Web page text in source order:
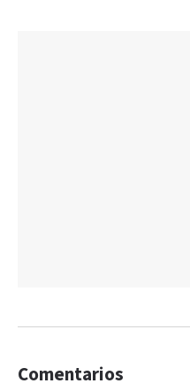
Comentarios